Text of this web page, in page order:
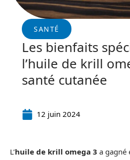
SANTÉ
Les bienfaits
l’huile de krill
santé cutanée
12 juin 2024
L’huile de krill omega 3 a gagné